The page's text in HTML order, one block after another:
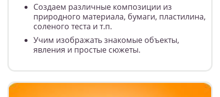
Создаем различные композиции из
природного материала, бумаги, пластилина,
соленого теста и т.п.
Учим изображать знакомые объекты,
явления и простые сюжеты.